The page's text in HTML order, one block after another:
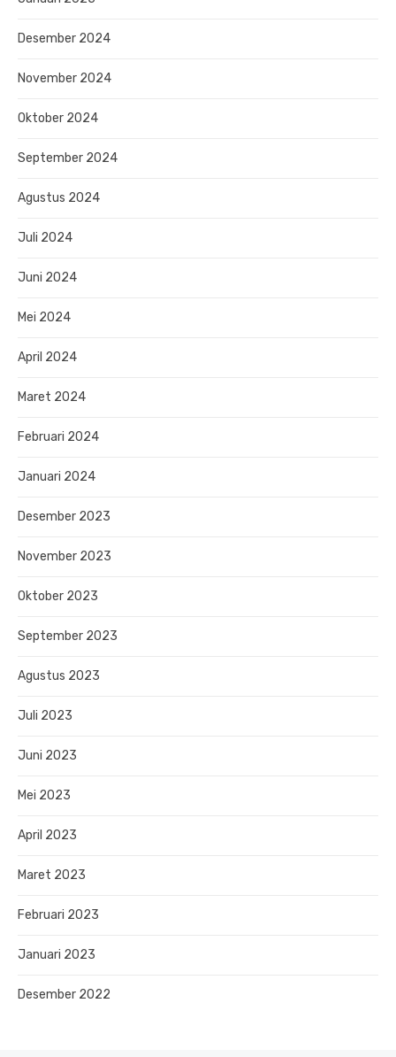
Desember 2024
November 2024
Oktober 2024
September 2024
Agustus 2024
Juli 2024
Juni 2024
Mei 2024
April 2024
Maret 2024
Februari 2024
Januari 2024
Desember 2023
November 2023
Oktober 2023
September 2023
Agustus 2023
Juli 2023
Juni 2023
Mei 2023
April 2023
Maret 2023
Februari 2023
Januari 2023
Desember 2022